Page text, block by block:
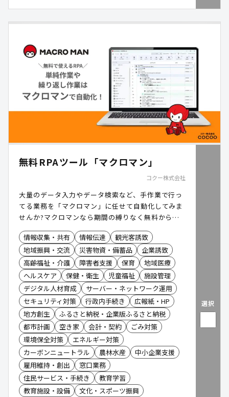
無料RPAツール「マクロマン」
コクー株式会社
大量のデータ入力やデータ検索など、手作業で行っ
てる業務を「マクロマン」に任せて自動化してみま
せんか?マクロマンなら期間の縛りなく無料から利
用できます。
情報収集・共有
情報伝達
観光客誘致
地域振興・交流
災害物資・備蓄品
企業誘致
高齢福祉・介護
障害者支援 保育
地域医療
ヘルスケア
保健・衛生 児童福祉
施設管理
デジタル人材育成
サーバー・ネットワーク運用
セキュリティ対策
行政内手続き
広報紙・HP
地方創生
ふるさと納税・企業版ふるさと納税
都市計画
空き家 会計・契約
ごみ対策
環境保全対策
エネルギー対策
カーボンニュートラル
農林水産
中小企業支援
雇用維持・創出
窓口業務
住民サービス・手続き
教育学習
教育施設・設備
文化・スポーツ振興
選択